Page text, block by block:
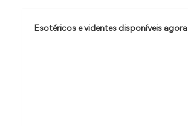
o
d
Esotéricos e videntes disponíveis agora